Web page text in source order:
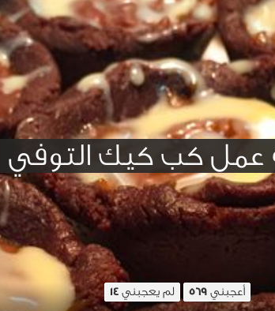
عمل كب كيك التوفي
أعجبني569 لم يعجبني14